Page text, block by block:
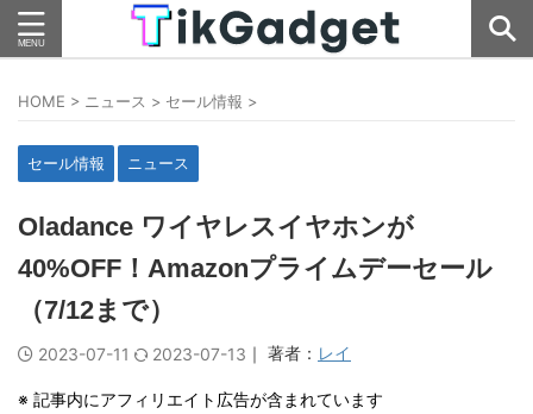
HOME > ニュース > セール情報 >
セール情報 ニュース
Oladance ワイヤレスイヤホンが
40%OFF！Amazonプライムデーセール
（7/12まで）
2023-07-11 2023-07-13 ｜ 著者： レイ
※ 記事内にアフィリエイト広告が含まれています